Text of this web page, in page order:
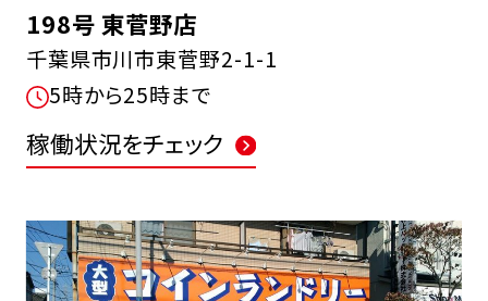
198号 東菅野店
千葉県市川市東菅野2-1-1
5時から25時まで
稼働状況をチェック